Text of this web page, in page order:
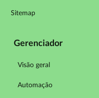
Sitemap
Gerenciador
Visão geral
Automação